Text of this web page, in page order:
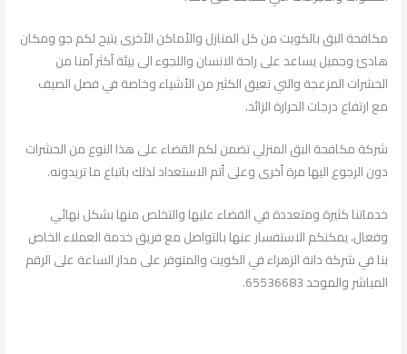
مكافحة البق بالكويت من كل المنازل والأماكن الأخرى يتيح لكم جو ومكان
هادئ وجميل يساعد على راحة الانسان واللجوء الى بيئة أكثر أمنا من
الحشرات المزعجة والتي تعيق الكثير من الأشياء وخاصة في فصل الصيف
مع ارتفاع درجات الحرارة الزائد.
شركة مكافحة البق المنزلي تضمن لكم القضاء على هذا النوع من الحشرات
دون الرجوع اليها مرة أخرى وعلى أتم الاستعداد لذلك باتباع ما تريدونه.
خدماتنا كثيرة ومتعددة في القضاء عليها والتخلص منها بشكل نهائي
وفعال، يمكنكم الاستفسار عنها بالتواصل مع فريق خدمة العملاء الخاص
بنا في شركة دانة الزهراء في الكويت والمتوفر على مدار الساعة على الرقم
المباشر والموحد 65536683.